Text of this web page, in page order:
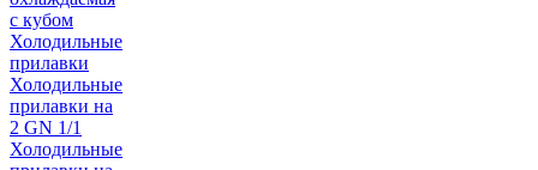
с кубом
Холодильные
прилавки
Холодильные
прилавки на
2 GN 1/1
Холодильные